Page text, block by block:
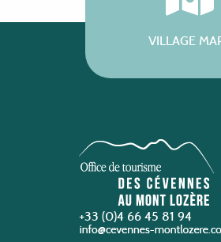
VILLAGE
+33 (0)4 66 45 81 94